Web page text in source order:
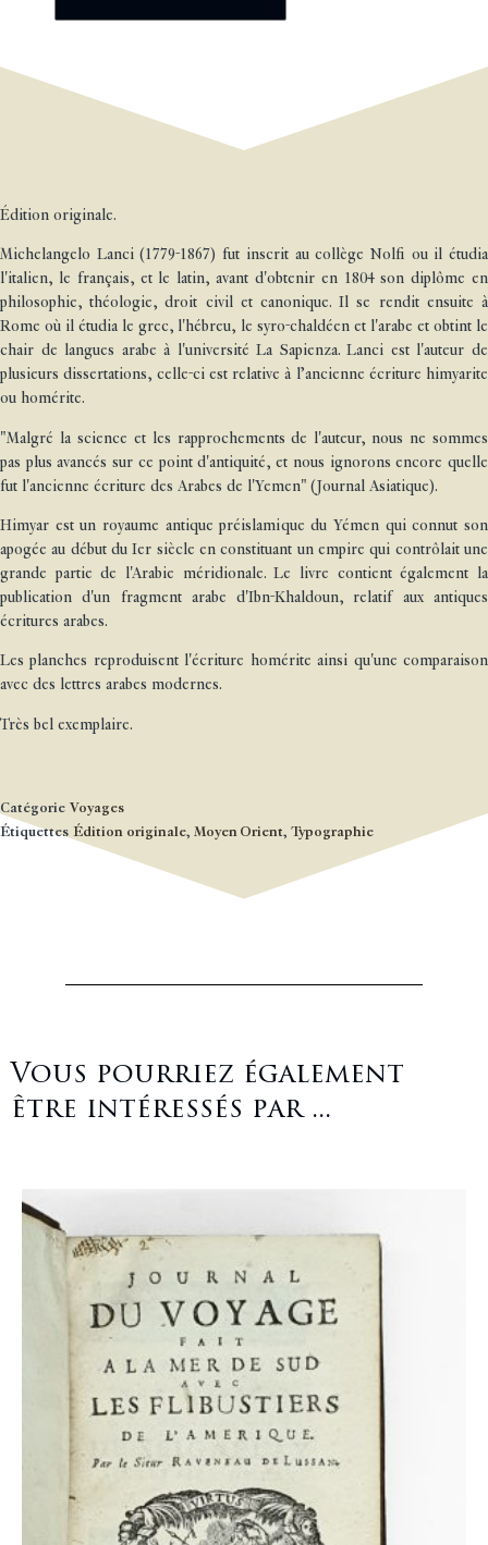
Édition originale.
Michelangelo Lanci (1779-1867) fut inscrit au collège Nolfi ou il étudia
l'italien, le français, et le latin, avant d'obtenir en 1804 son diplôme en
philosophie, théologie, droit civil et canonique. Il se rendit ensuite à
Rome où il étudia le grec, l'hébreu, le syro-chaldéen et l'arabe et obtint le
chair de langues arabe à l'université La Sapienza. Lanci est l'auteur de
plusieurs dissertations, celle-ci est relative à l’ancienne écriture himyarite
ou homérite.
"Malgré la science et les rapprochements de l'auteur, nous ne sommes
pas plus avancés sur ce point d'antiquité, et nous ignorons encore quelle
fut l'ancienne écriture des Arabes de l'Yemen" (Journal Asiatique).
Himyar est un royaume antique préislamique du Yémen qui connut son
apogée au début du Ier siècle en constituant un empire qui contrôlait une
grande partie de l'Arabie méridionale. Le livre contient également la
publication d'un fragment arabe d'Ibn-Khaldoun, relatif aux antiques
écritures arabes.
Les planches reproduisent l'écriture homérite ainsi qu'une comparaison
avec des lettres arabes modernes.
Très bel exemplaire.
Catégorie Voyages
Étiquettes Édition originale, Moyen Orient, Typographie
Vous pourriez également
être intéressés par ...